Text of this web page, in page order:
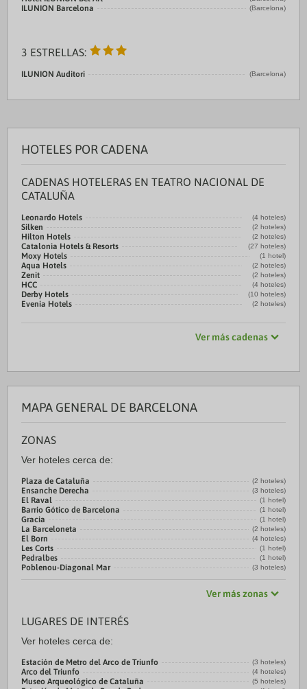
ILUNION Barcelona (Barcelona)
3 ESTRELLAS:
ILUNION Auditori (Barcelona)
HOTELES POR CADENA
CADENAS HOTELERAS EN TEATRO NACIONAL DE
CATALUÑA
Leonardo Hotels (4 hoteles)
Silken (2 hoteles)
Hilton Hotels (2 hoteles)
Catalonia Hotels & Resorts (27 hoteles)
Moxy Hotels (1 hotel)
Aqua Hotels (2 hoteles)
Zenit (2 hoteles)
HCC (4 hoteles)
Derby Hotels (10 hoteles)
Evenia Hotels (2 hoteles)
Ver más cadenas
MAPA GENERAL DE BARCELONA
ZONAS
Ver hoteles cerca de:
Plaza de Cataluña (2 hoteles)
Ensanche Derecha (3 hoteles)
El Raval (1 hotel)
Barrio Gótico de Barcelona (1 hotel)
Gracia (1 hotel)
La Barceloneta (2 hoteles)
El Born (4 hoteles)
Les Corts (1 hotel)
Pedralbes (1 hotel)
Poblenou-Diagonal Mar (3 hoteles)
Ver más zonas
LUGARES DE INTERÉS
Ver hoteles cerca de:
Estación de Metro del Arco de Triunfo (3 hoteles)
Arco del Triunfo (4 hoteles)
Museo Arqueológico de Cataluña (5 hoteles)